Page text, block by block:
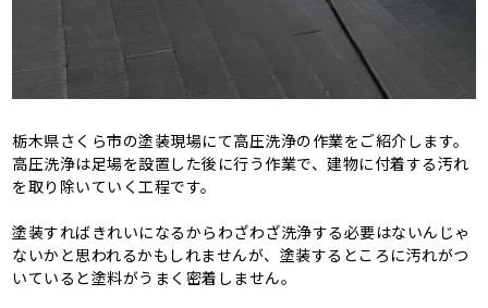
栃木県さくら市の塗装現場にて高圧洗浄の作業をご紹介します。
高圧洗浄は足場を設置した後に行う作業で、建物に付着する汚れ
を取り除いていく工程です。
塗装すればきれいになるからわざわざ洗浄する必要はないんじゃ
ないかと思われるかもしれませんが、塗装するところに汚れがつ
いていると塗料がうまく密着しません。